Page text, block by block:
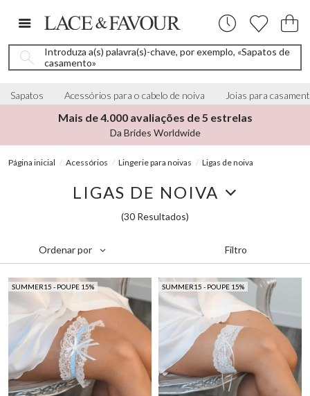
Introduza a(s) palavra(s)-chave, por exemplo, «Sapatos de
casamento»
Sapatos Acessórios para o cabelo de noiva Joias para
Mais de 4.000 avaliações de 5 estrelas
Da Brides Worldwide
Página inicial Acessórios Lingerie para noivas Ligas de noiva
LIGAS DE NOIVA
(30 Resultados)
Ordenar por Filtro
SUMMER15 - POUPE 15% SUMMER15 - POUPE 15%